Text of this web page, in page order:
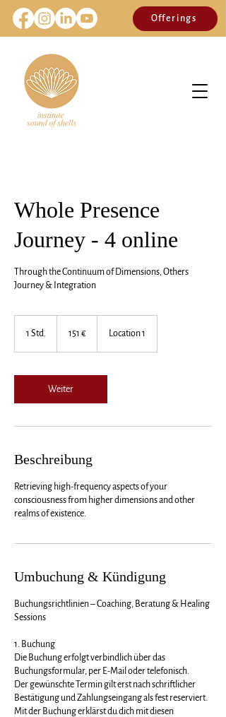
Offerings
Whole Presence
Journey - 4 online
Through the Continuum of Dimensions, Others
Journey & Integration
1 Std.
d
151 € Location 1
Weiter
Beschreibung
Retrieving high-frequency aspects of your
consciousness from higher dimensions and other
realms of existence.
Umbuchung & Kündigung
Buchungsrichtlinien – Coaching, Beratung & Healing
Sessions
1. Buchung
Die Buchung erfolgt verbindlich über das
Buchungsformular, per E-Mail oder telefonisch.
Der gewünschte Termin gilt erst nach schriftlicher
Bestätigung und Zahlungseingang als fest reserviert.
Mit der Buchung erklärst du dich mit diesen